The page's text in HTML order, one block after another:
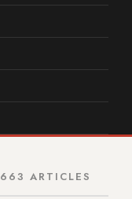
ARTICLES